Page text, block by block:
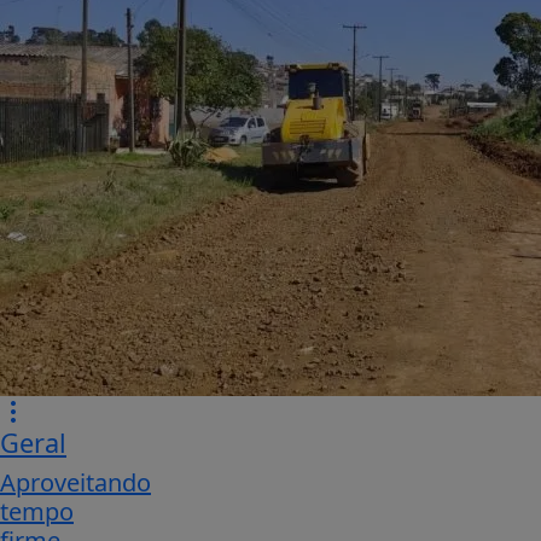
Geral
Aproveitando
tempo